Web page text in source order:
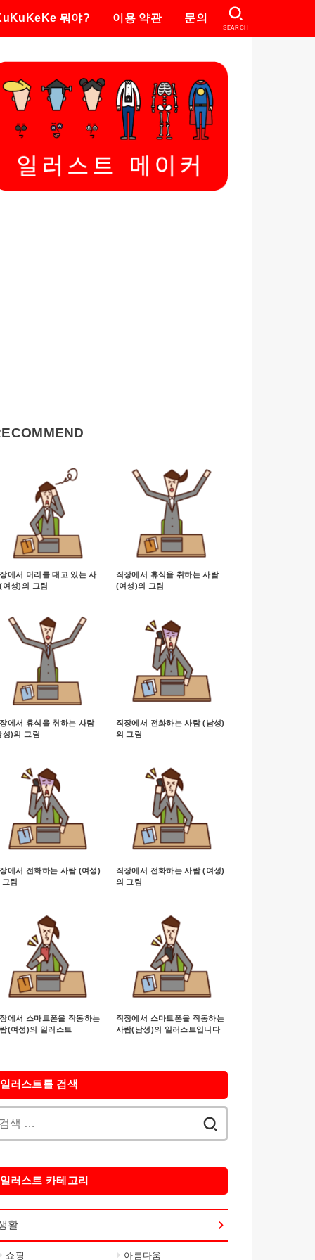
뭐야? 이용 약관 문의
SEARCH
에서 머리를 대고 있는 사
여성)의 그림
직장에서 휴식을 취하는 사람
(여성)의 그림
에서 휴식을 취하는 사람
성)의 그림
직장에서 전화하는 사람 (남성)
의 그림
에서 전화하는 사람 (여성)
그림
직장에서 전화하는 사람 (여성)
의 그림
에서 스마트폰을 작동하는
(여성)의 일러스트
직장에서 스마트폰을 작동하는
사람(남성)의 일러스트입니다
일러스트를 검색
일러스트 카테고리
활
쇼핑 아름다움